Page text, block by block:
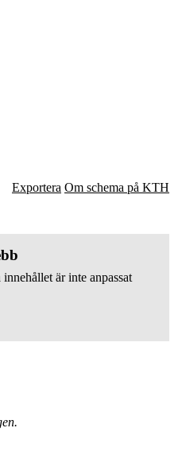
Exportera Om schema på KTH
är inte anpassat